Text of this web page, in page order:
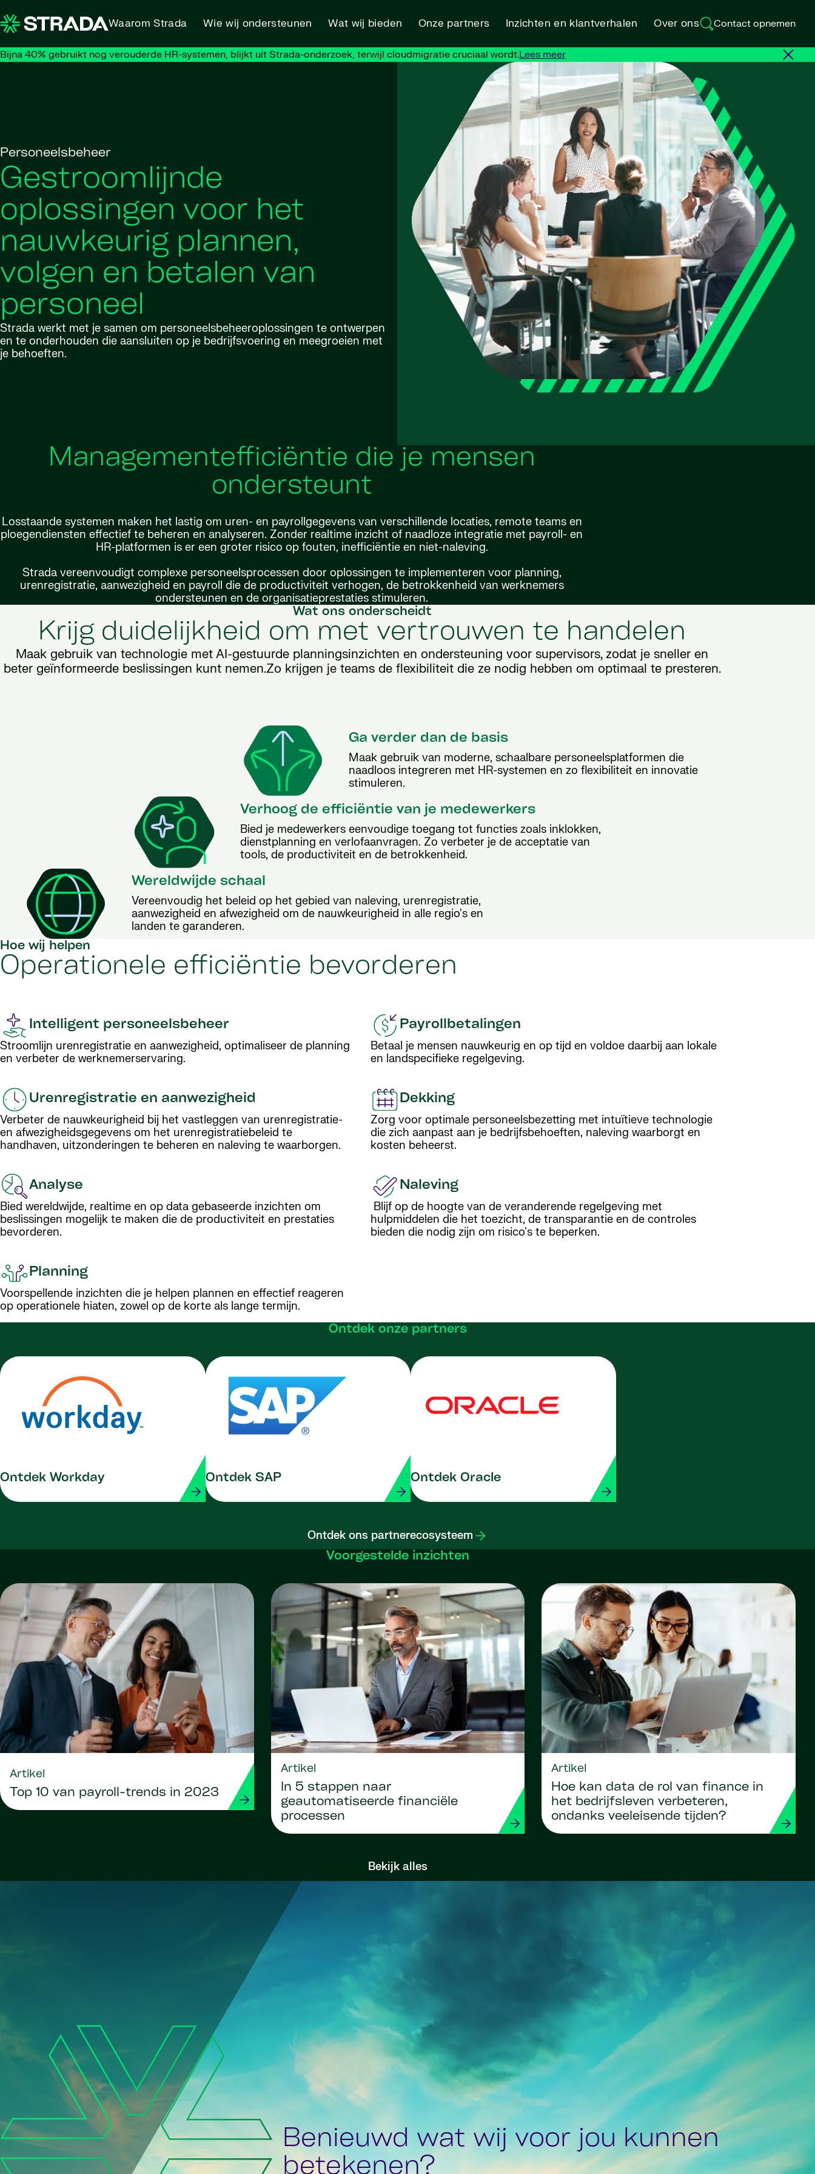
Waarom Strada Wie wij ondersteunen Wat wij bieden Onze partners Inzichten en klantverhalen Over ons Contact opnemen
Bijna 40% gebruikt nog verouderde HR-systemen, blijkt uit Strada-onderzoek, terwijl cloudmigratie cruciaal wordt.Lees meer
Personeelsbeheer
Gestroomlijnde
oplossingen voor het
nauwkeurig plannen,
volgen en betalen van
personeel
Strada werkt met je samen om personeelsbeheeroplossingen te ontwerpen
en te onderhouden die aansluiten op je bedrijfsvoering en meegroeien met
je behoeften.
Managementefficiëntie die je mensen
ondersteunt
Losstaande systemen maken het lastig om uren- en payrollgegevens van verschillende locaties, remote teams en
ploegendiensten effectief te beheren en analyseren. Zonder realtime inzicht of naadloze integratie met payroll- en
HR-platformen is er een groter risico op fouten, inefficiëntie en niet-naleving.
Strada vereenvoudigt complexe personeelsprocessen door oplossingen te implementeren voor planning,
urenregistratie, aanwezigheid en payroll die de productiviteit verhogen, de betrokkenheid van werknemers
ondersteunen en de organisatieprestaties stimuleren.
Wat ons onderscheidt
Krijg duidelijkheid om met vertrouwen te handelen
Maak gebruik van technologie met AI-gestuurde planningsinzichten en ondersteuning voor supervisors, zodat je sneller en
beter geïnformeerde beslissingen kunt nemen.Zo krijgen je teams de flexibiliteit die ze nodig hebben om optimaal te presteren.
Ga verder dan de basis
Maak gebruik van moderne, schaalbare personeelsplatformen die
naadloos integreren met HR-systemen en zo flexibiliteit en innovatie
stimuleren.
Verhoog de efficiëntie van je medewerkers
Bied je medewerkers eenvoudige toegang tot functies zoals inklokken,
dienstplanning en verlofaanvragen. Zo verbeter je de acceptatie van
tools, de productiviteit en de betrokkenheid.
Wereldwijde schaal
Vereenvoudig het beleid op het gebied van naleving, urenregistratie,
aanwezigheid en afwezigheid om de nauwkeurigheid in alle regio's en
landen te garanderen.
Hoe wij helpen
Operationele efficiëntie bevorderen
Intelligent personeelsbeheer
Stroomlijn urenregistratie en aanwezigheid, optimaliseer de planning
en verbeter de werknemerservaring.
Payrollbetalingen
Betaal je mensen nauwkeurig en op tijd en voldoe daarbij aan lokale
en landspecifieke regelgeving.
Urenregistratie en aanwezigheid
Verbeter de nauwkeurigheid bij het vastleggen van urenregistratie-
en afwezigheidsgegevens om het urenregistratiebeleid te
handhaven, uitzonderingen te beheren en naleving te waarborgen.
Dekking
Zorg voor optimale personeelsbezetting met intuïtieve technologie
die zich aanpast aan je bedrijfsbehoeften, naleving waarborgt en
kosten beheerst.
Analyse
Bied wereldwijde, realtime en op data gebaseerde inzichten om
beslissingen mogelijk te maken die de productiviteit en prestaties
bevorderen.
Naleving
Blijf op de hoogte van de veranderende regelgeving met
hulpmiddelen die het toezicht, de transparantie en de controles
bieden die nodig zijn om risico's te beperken.
Planning
Voorspellende inzichten die je helpen plannen en effectief reageren
op operationele hiaten, zowel op de korte als lange termijn.
Ontdek onze partners
Ontdek Workday Ontdek SAP Ontdek Oracle
Ontdek ons ​​partnerecosysteem
Voorgestelde inzichten
Artikel
Top 10 van payroll-trends in 2023
Artikel
In 5 stappen naar
geautomatiseerde financiële
processen
Artikel
Hoe kan data de rol van finance in
het bedrijfsleven verbeteren,
ondanks veeleisende tijden?
Bekijk alles
Benieuwd wat wij voor jou kunnen
betekenen?